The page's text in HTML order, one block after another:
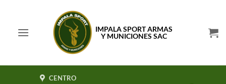
contenido
IMPALA SPORT ARMAS
Y MUNICIONES SAC
CENTRO